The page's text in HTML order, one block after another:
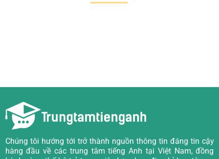
Chúng tôi hướng tới trở thành nguồn thông tin đáng tin cậy
hàng đầu về các trung tâm tiếng Anh tại Việt Nam, đồng